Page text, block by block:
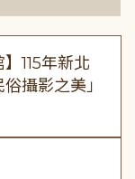
115年新北
攝影之美」